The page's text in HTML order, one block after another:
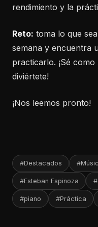
rendimiento y la
Reto: toma lo que
semana y encuentra
practicarlo. ¡Sé
diviértete!
¡Nos leemos pronto!
#Destacados
#Esteban Espinoza
#piano #Práctica